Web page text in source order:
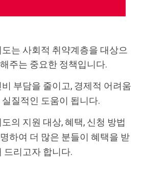
는 사회적 취약계층을 대상으
주는 중요한 정책입니다.
부담을 줄이고, 경제적 어려움
질적인 도움이 됩니다.
의 지원 대상, 혜택, 신청 방법
하여 더 많은 분들이 혜택을 받
드리고자 합니다.